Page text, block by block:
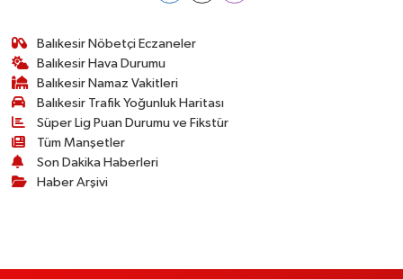
Balıkesir Nöbetçi Eczaneler
Balıkesir Hava Durumu
Balıkesir Namaz Vakitleri
Balıkesir Trafik Yoğunluk Haritası
Süper Lig Puan Durumu ve Fikstür
Tüm Manşetler
Son Dakika Haberleri
Haber Arşivi